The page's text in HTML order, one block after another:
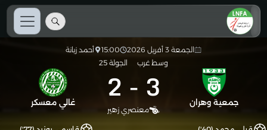
الجمعة 3 أفريل 2026 15:00
أحمد زبانة
وسط غرب
الجولة 25
جمعية وهران 3
-
2
معنصري زهير
غالي معسكر